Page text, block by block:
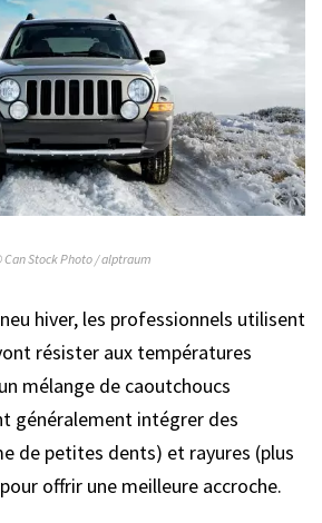
Can Stock Photo / alptraum
hiver, les professionnels utilisent
résister aux températures
mélange de caoutchoucs
généralement intégrer des
de petites dents) et rayures (plus
offrir une meilleure accroche.